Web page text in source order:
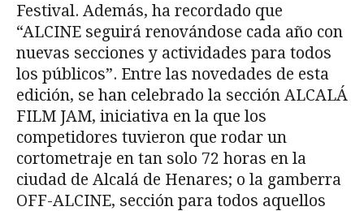
Festival. Además, ha recordado que
“ALCINE seguirá renovándose cada año con
nuevas secciones y actividades para todos
los públicos”. Entre las novedades de esta
edición, se han celebrado la sección ALCALÁ
FILM JAM, iniciativa en la que los
competidores tuvieron que rodar un
cortometraje en tan solo 72 horas en la
ciudad de Alcalá de Henares; o la gamberra
OFF-ALCINE, sección para todos aquellos